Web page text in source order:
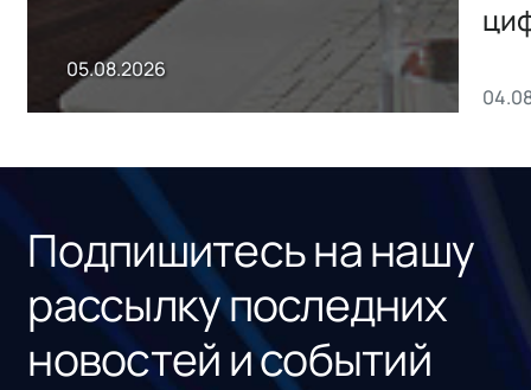
05.08.2026
Подпишитесь на нашу
рассылку последних
новостей и событий